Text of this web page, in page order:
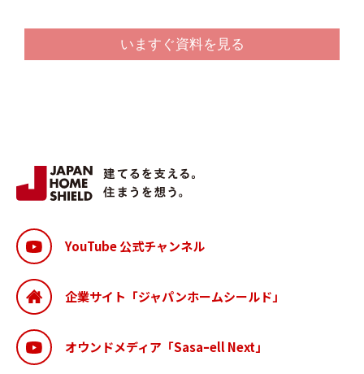
YouTube 公式チャンネル
企業サイト「ジャパンホームシールド」
オウンドメディア「Sasaｰell Next」